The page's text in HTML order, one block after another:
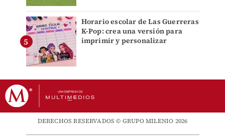
Horario escolar de Las Guerreras
K-Pop: crea una versión para
imprimir y personalizar
DERECHOS RESERVADOS © GRUPO MILENIO 2026